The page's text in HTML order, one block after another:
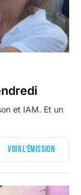
et IAM. Et un
Voir l'émission